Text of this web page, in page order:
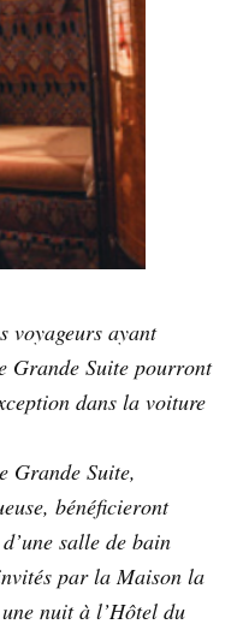
voyageurs ayant
Grande Suite pourront
dans la voiture
Grande Suite,
bénéficieront
salle de bain
par la Maison la
nuit à l’Hôtel du